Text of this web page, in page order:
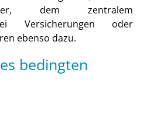
dem zentralem
Versicherungen oder
ebenso dazu.
bedingten